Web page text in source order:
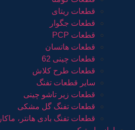
قطعات ریتای
قطعات جگوار
قطعات PCP
قطعات هاتسان
قطعات چینی 62
قطعات طرح کلاش
سایر قطعات تفنگ
قطعات زیر تاشو چینی
قطعات تفنگ گل مشکی
قطعات تفنگ بادی هانتر،